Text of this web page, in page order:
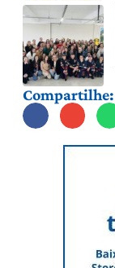
Compartilhe: